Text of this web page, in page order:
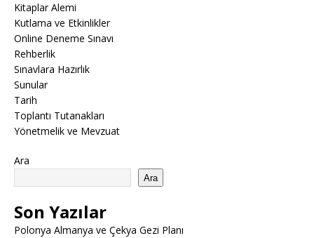
Kitaplar Alemi
Kutlama ve Etkinlikler
Online Deneme Sınavı
Rehberlik
Sınavlara Hazırlık
Sunular
Tarih
Toplantı Tutanakları
Yönetmelik ve Mevzuat
Ara
Ara
Son Yazılar
Polonya Almanya ve Çekya Gezi Planı